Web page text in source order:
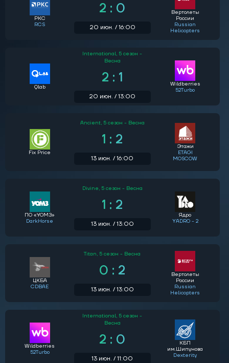
РКС
RCS
2 : 0
20 июн. / 16:00
Вертолеты
России
Russian
Helicopters
Qlab
International, 5 сезон -
Весна
2 : 1
20 июн. / 13:00
Wildberries
52Turbo
Fix Price
Ancient, 5 сезон - Весна
1 : 2
13 июн. / 16:00
Этажи
ETAGI
MOSCOW
ПО «УОМЗ»
DarkHorse
Divine, 5 сезон - Весна
1 : 2
13 июн. / 13:00
Ядро
YADRO - 2
ЦКБА
CDBAE
Titan, 5 сезон - Весна
0 : 2
13 июн. / 13:00
Вертолеты
России
Russian
Helicopters
Wildberries
52Turbo
International, 5 сезон -
Весна
2 : 0
13 июн. / 11:00
КБП
им.Шипунова
Dexterity